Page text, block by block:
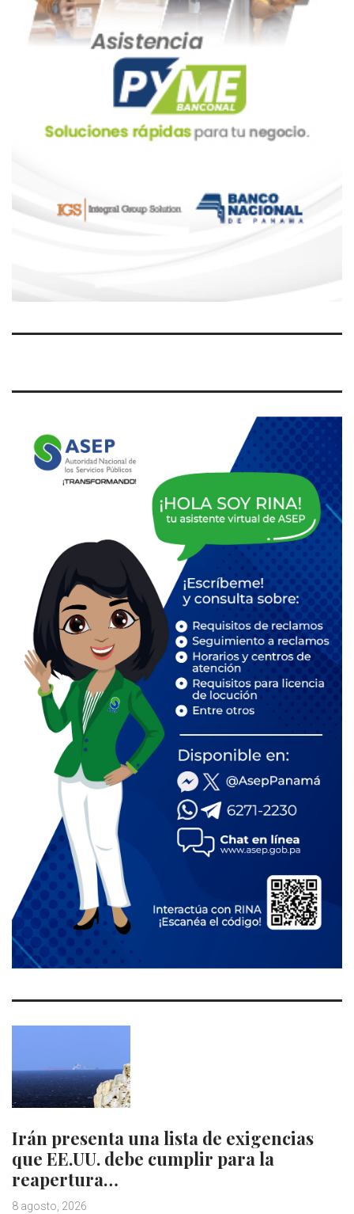
Irán presenta una lista de exigencias
que EE.UU. debe cumplir para la
reapertura…
8 agosto, 2026